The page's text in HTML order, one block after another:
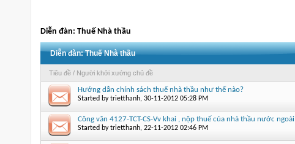
Diễn đàn: Thuế Nhà thầu
Diễn đàn:Thuế Nhà thầu
Tiêu đề / Người khởi xướng chủ đề
Hướng dẫn chính sách thuế nhà thầu như thế nào?
Started bytrietthanh‎, 30-11-2012 05:28 PM
Công văn 4127-TCT-CS-Vv khai , nộp thuế của nhà thầu nước ngoài
Started bytrietthanh‎, 22-11-2012 02:46 PM